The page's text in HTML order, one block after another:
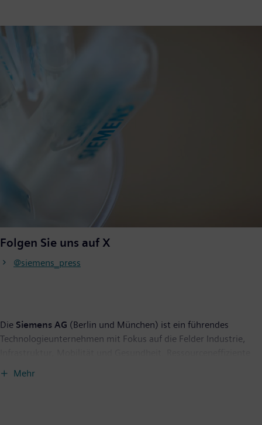
Folgen Sie uns auf X
@siemens_press
Die Siemens AG (Berlin und München) ist ein führendes
Technologieunternehmen mit Fokus auf die Felder Industrie,
Mehr